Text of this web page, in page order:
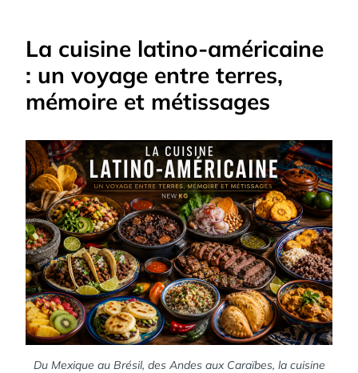
La cuisine latino-américaine
: un voyage entre terres,
mémoire et métissages
Du Mexique au Brésil, des Andes aux Caraïbes, la cuisine